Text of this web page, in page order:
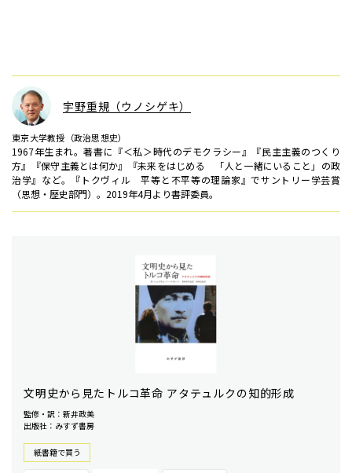
宇野重規（ウノシゲキ）
東京大学教授（政治思想史）
1967年生まれ。著書に『＜私＞時代のデモクラシー』『民主主義のつくり
方』『保守主義とは何か』『未来をはじめる 「人と一緒にいること」の政
治学』など。『トクヴィル 平等と不平等の理論家』でサントリー学芸賞
（思想・歴史部門）。2019年4月より書評委員。
文明史から見たトルコ革命 アタテュルクの知的形成
監修・訳：新井政美
出版社：みすず書房
紙書籍で買う